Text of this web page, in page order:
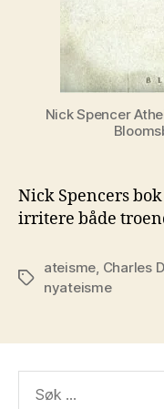
Nick Spencer
Nick Spencers
irritere både
Stikkord
ateisme Charles
nyateisme
etter: